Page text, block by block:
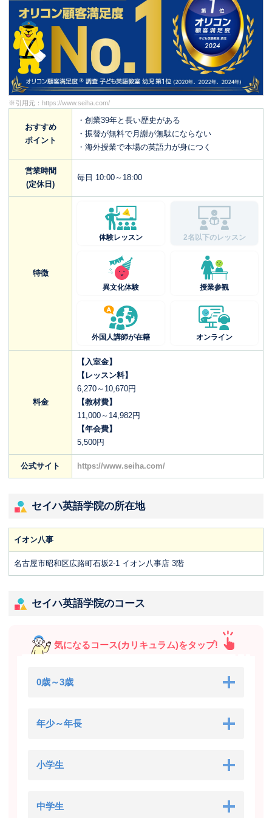
※引用元： https://www.seiha.com/
おすすめ
ポイント
・創業39年と長い歴史がある
・振替が無料で月謝が無駄にならない
・海外授業で本場の英語力が身につく
営業時間
(定休日)
毎日 10:00～18:00
特徴
体験レッスン 2名以下のレッスン
異文化体験 授業参観
外国人講師が在籍 オンライン
料金
【入室金】
【レッスン料】
6,270～10,670円
【教材費】
11,000～14,982円
【年会費】
5,500円
公式サイト https://www.seiha.com/
セイハ英語学院の所在地
イオン八事
名古屋市昭和区広路町石坂2-1 イオン八事店 3階
セイハ英語学院のコース
気になるコース(カリキュラム)をタップ!
0歳～3歳
年少～年長
小学生
中学生